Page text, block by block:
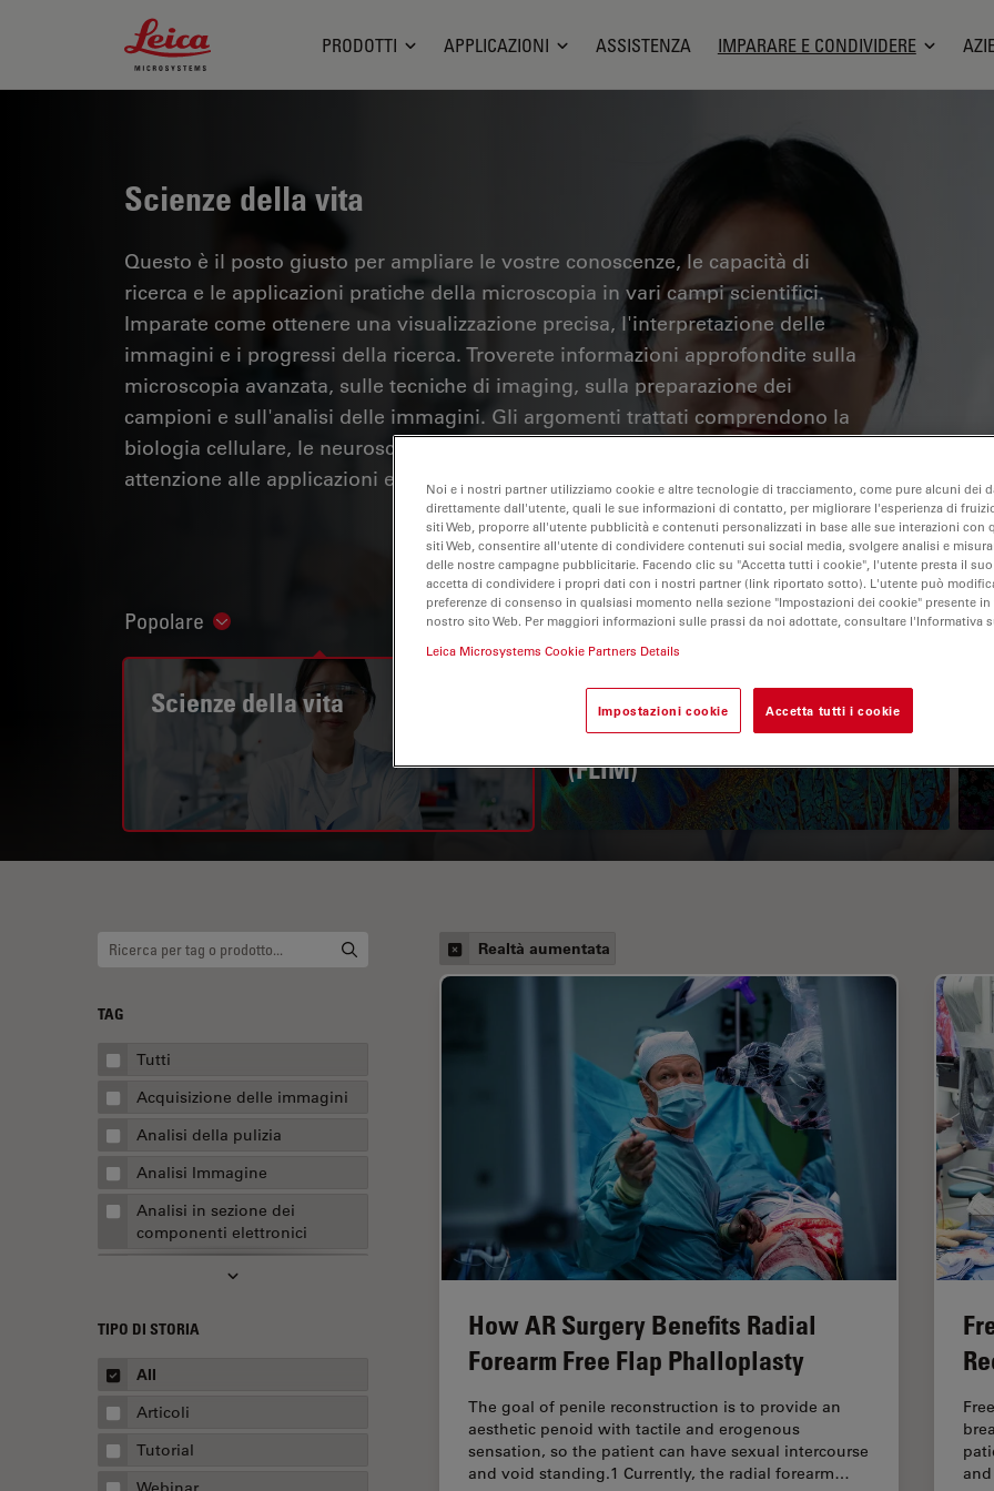
Leica Microsystems Logo
PRODOTTI APPLICAZIONI ASSISTENZA IMPARARE E CONDIVIDERE
Scienze della vita
Questo è il posto giusto per ampliare le vostre conoscenze, le capacità di
ricerca e le applicazioni pratiche della microscopia in vari campi scientifici.
Imparate come ottenere una visualizzazione precisa, l'interpretazione delle
immagini e i progressi della ricerca. Troverete informazioni approfondite sulla
microscopia avanzata, sulle tecniche di imaging, sulla preparazione dei
campioni e sull'analisi delle immagini. Gli argomenti trattati comprendono la
biologia cellulare, le neuroscienze e la ricerca sul cancro, con particolare
attenzione alle applicazioni e alle innovazioni più avanzate.
Popolare Show subnavigation
Scienze della vita
A Guide to Fluorescence
Lifetime Imaging Microscopy
(FLIM)
TAG
Tutti
Acquisizione delle immagini
Analisi della pulizia
Analisi Immagine
Analisi in sezione dei
componenti elettronici
Analisi multiplex spaziale
AR Surgery
Assemblaggio
Automotive e aerospaziale
TIPO DI STORIA
All
Articoli
Tutorial
Realtà aumentata
How AR Surgery Benefits Radial
Forearm Free Flap Phalloplasty
The goal of penile reconstruction is to provide an
aesthetic penoid with tactile and erogenous
sensation, so the patient can have sexual intercourse
and void standing.1 Currently, the radial forearm…
Noi e i nostri partner utilizziamo cookie e altre tecnologie di tracciamento, come pure alcuni dei
direttamente dall'utente, quali le sue informazioni di contatto, per migliorare l'esperienza di
siti Web, proporre all'utente pubblicità e contenuti personalizzati in base alle sue interazioni con
siti Web, consentire all'utente di condividere contenuti sui social media, svolgere analisi e
delle nostre campagne pubblicitarie. Facendo clic su "Accetta tutti i cookie", l'utente presta il
accetta di condividere i propri dati con i nostri partner (link riportato sotto). L'utente può
preferenze di consenso in qualsiasi momento nella sezione "Impostazioni dei cookie" presente
nostro sito Web. Per maggiori informazioni sulle prassi da noi adottate, consultare l'Informativa
Leica Microsystems Cookie Partners Details
Impostazioni cookie Accetta tutti i cookie